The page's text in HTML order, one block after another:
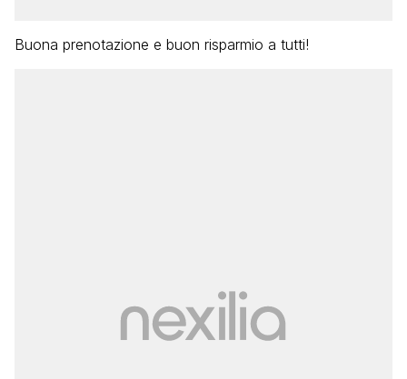
Buona prenotazione e buon risparmio a tutti!